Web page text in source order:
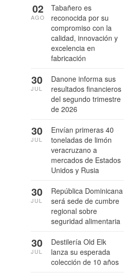
Tabañero es
reconocida por su
compromiso con la
calidad, innovación y
excelencia en
fabricación
02
AGO
Danone informa sus
resultados financieros
del segundo trimestre
de 2026
30
JUL
Envían primeras 40
toneladas de limón
veracruzano a
mercados de Estados
Unidos y Rusia
30
JUL
República Dominicana
será sede de cumbre
regional sobre
seguridad alimentaria
30
JUL
Destilería Old Elk
lanza su esperada
colección de 10 años
30
JUL